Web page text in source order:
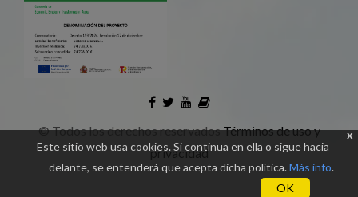
©Todos los derechos reservadosTérminos de uso y
privacidad
x
Este sitio web usa cookies. Si continua en ella o sigue hacia
delante, se entenderá que acepta dicha política. Más info.
OK